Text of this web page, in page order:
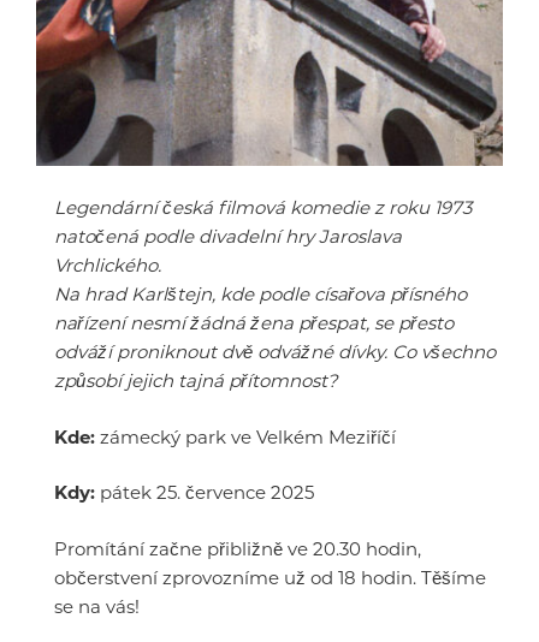
Legendární česká filmová komedie z roku 1973
natočená podle divadelní hry Jaroslava
Vrchlického.
Na hrad Karlštejn, kde podle císařova přísného
nařízení nesmí žádná žena přespat, se přesto
odváží proniknout dvě odvážné dívky. Co všechno
způsobí jejich tajná přítomnost?
Kde: zámecký park ve Velkém Meziříčí
Kdy: pátek 25. července 2025
Promítání začne přibližně ve 20.30 hodin,
občerstvení zprovozníme už od 18 hodin. Těšíme
se na vás!